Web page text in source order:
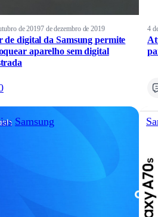
de 20197 de dezembro de 2019
de digital da Samsung permite
aparelho sem digital
4
Samsung